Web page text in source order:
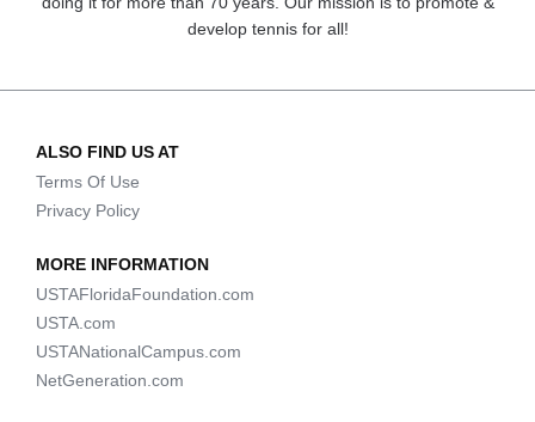
develop tennis for all!
ALSO FIND US AT
Terms Of Use
Privacy Policy
MORE INFORMATION
USTAFloridaFoundation.com
USTA.com
USTANationalCampus.com
NetGeneration.com